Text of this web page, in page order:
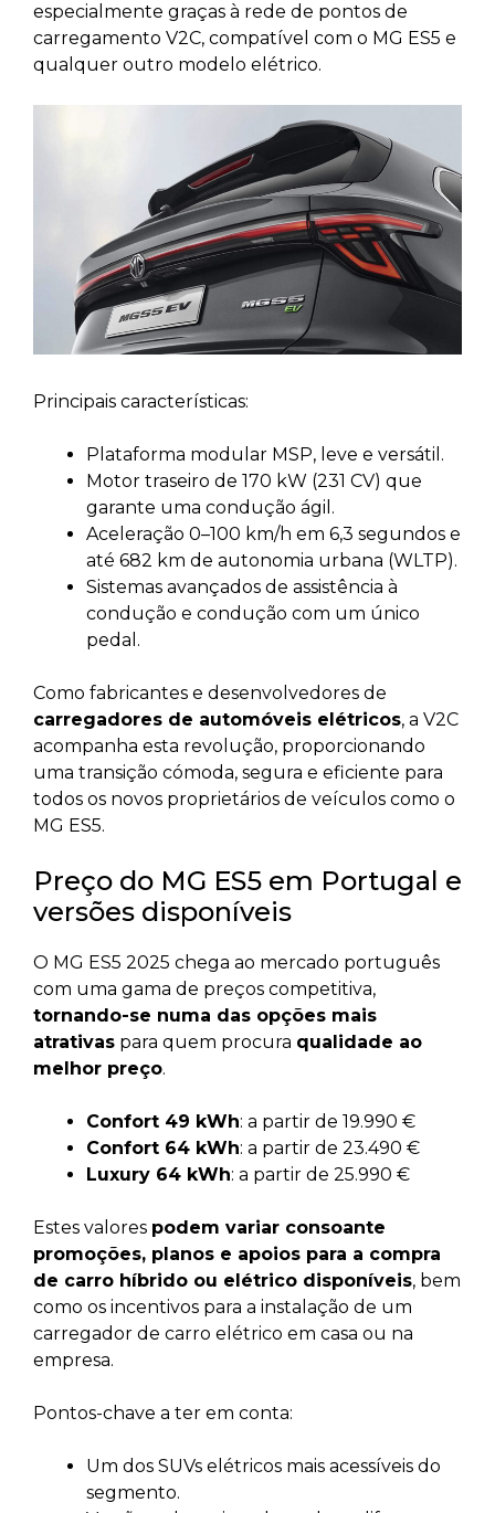
especialmente graças à rede de pontos de
carregamento V2C, compatível com o MG ES5 e
qualquer outro modelo elétrico.
Principais características:
Plataforma modular MSP, leve e versátil.
Motor traseiro de 170 kW (231 CV) que
garante uma condução ágil.
Aceleração 0–100 km/h em 6,3 segundos e
até 682 km de autonomia urbana (WLTP).
Sistemas avançados de assistência à
condução e condução com um único
pedal.
Como fabricantes e desenvolvedores de
carregadores de automóveis elétricos, a V2C
acompanha esta revolução, proporcionando
uma transição cómoda, segura e eficiente para
todos os novos proprietários de veículos como o
MG ES5.
Preço do MG ES5 em Portugal e
versões disponíveis
O MG ES5 2025 chega ao mercado português
com uma gama de preços competitiva,
tornando-se numa das opções mais
atrativas para quem procura qualidade ao
melhor preço.
Confort 49 kWh: a partir de 19.990 €
Confort 64 kWh: a partir de 23.490 €
Luxury 64 kWh: a partir de 25.990 €
Estes valores podem variar consoante
promoções, planos e apoios para a compra
de carro híbrido ou elétrico disponíveis, bem
como os incentivos para a instalação de um
carregador de carro elétrico em casa ou na
empresa.
Pontos-chave a ter em conta:
Um dos SUVs elétricos mais acessíveis do
segmento.